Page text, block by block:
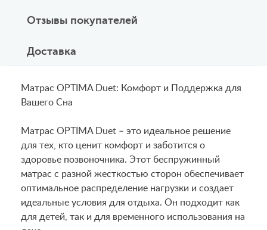
Отзывы покупателей
Доставка
Матрас OPTIMA Duet: Комфорт и Поддержка для
Вашего Сна
Матрас OPTIMA Duet – это идеальное решение
для тех, кто ценит комфорт и заботится о
здоровье позвоночника. Этот беспружинный
матрас с разной жесткостью сторон обеспечивает
оптимальное распределение нагрузки и создает
идеальные условия для отдыха. Он подходит как
для детей, так и для временного использования на